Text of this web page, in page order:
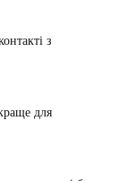
з
для